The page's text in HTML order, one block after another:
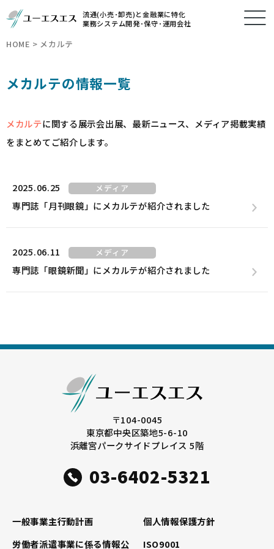
流通(小売･卸売)と金融業に特化
業務システム開発･保守･運用会社
HOME > メカルテ
メカルテの情報一覧
メカルテに関する展示会出展、最新ニュース、メディア掲載実績
をまとめてご紹介します。
2025.06.25 メディア
専門誌「月刊眼鏡」にメカルテが紹介されました
2025.06.11 メディア
専門誌「眼鏡新聞」にメカルテが紹介されました
〒104-0045
東京都中央区築地5-6-10
浜離宮パークサイドプレイス 5階
03-6402-5321
一般事業主行動計画
個人情報保護方針
労働者派遣事業に係る情報公
ISO9001